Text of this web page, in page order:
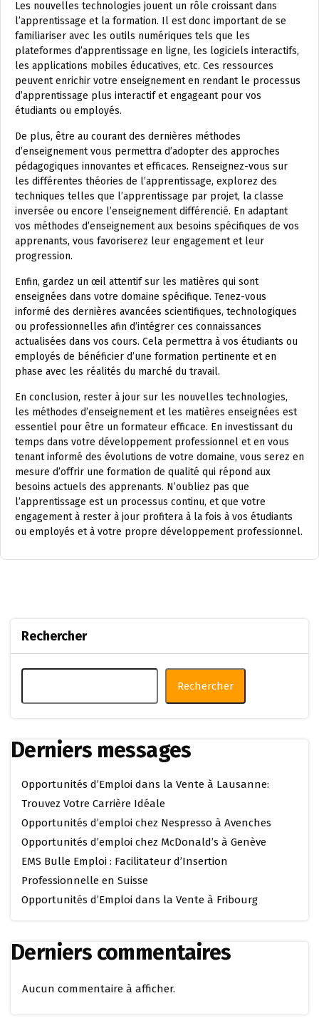
Les nouvelles technologies jouent un rôle croissant dans
l’apprentissage et la formation. Il est donc important de se
familiariser avec les outils numériques tels que les
plateformes d’apprentissage en ligne, les logiciels interactifs,
les applications mobiles éducatives, etc. Ces ressources
peuvent enrichir votre enseignement en rendant le processus
d’apprentissage plus interactif et engageant pour vos
étudiants ou employés.
De plus, être au courant des dernières méthodes
d’enseignement vous permettra d’adopter des approches
pédagogiques innovantes et efficaces. Renseignez-vous sur
les différentes théories de l’apprentissage, explorez des
techniques telles que l’apprentissage par projet, la classe
inversée ou encore l’enseignement différencié. En adaptant
vos méthodes d’enseignement aux besoins spécifiques de vos
apprenants, vous favoriserez leur engagement et leur
progression.
Enfin, gardez un œil attentif sur les matières qui sont
enseignées dans votre domaine spécifique. Tenez-vous
informé des dernières avancées scientifiques, technologiques
ou professionnelles afin d’intégrer ces connaissances
actualisées dans vos cours. Cela permettra à vos étudiants ou
employés de bénéficier d’une formation pertinente et en
phase avec les réalités du marché du travail.
En conclusion, rester à jour sur les nouvelles technologies,
les méthodes d’enseignement et les matières enseignées est
essentiel pour être un formateur efficace. En investissant du
temps dans votre développement professionnel et en vous
tenant informé des évolutions de votre domaine, vous serez en
mesure d’offrir une formation de qualité qui répond aux
besoins actuels des apprenants. N’oubliez pas que
l’apprentissage est un processus continu, et que votre
engagement à rester à jour profitera à la fois à vos étudiants
ou employés et à votre propre développement professionnel.
Rechercher
Rechercher
Derniers messages
Opportunités d’Emploi dans la Vente à Lausanne:
Trouvez Votre Carrière Idéale
Opportunités d’emploi chez Nespresso à Avenches
Opportunités d’emploi chez McDonald’s à Genève
EMS Bulle Emploi : Facilitateur d’Insertion
Professionnelle en Suisse
Opportunités d’Emploi dans la Vente à Fribourg
Derniers commentaires
Aucun commentaire à afficher.